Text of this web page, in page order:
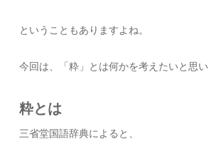
ということもありますよね。
今回は、「粋」とは何かを考えたいと思い
粋とは
三省堂国語辞典によると、